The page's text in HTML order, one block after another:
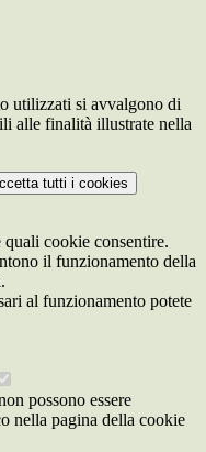
utilizzati si avvalgono di
alle finalità illustrate nella
tutti i cookies
quali cookie consentire.
il funzionamento della
al funzionamento potete
possono essere
nella pagina della cookie